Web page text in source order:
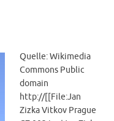
Quelle: Wikimedia
Commons Public
domain
http://[[File:Jan
Zizka Vitkov Prague